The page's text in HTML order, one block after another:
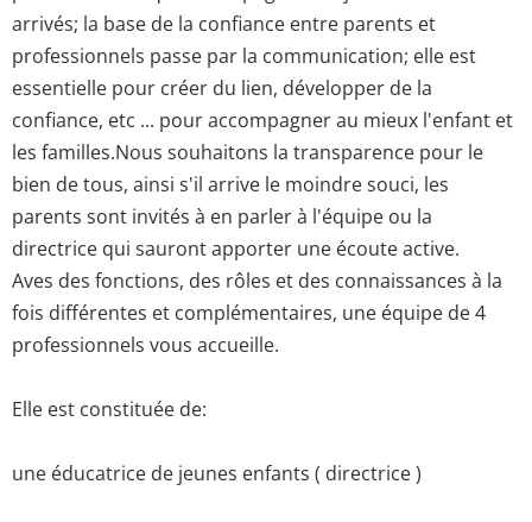
arrivés; la base de la confiance entre parents et
professionnels passe par la communication; elle est
essentielle pour créer du lien, développer de la
confiance, etc ... pour accompagner au mieux l'enfant et
les familles.Nous souhaitons la transparence pour le
bien de tous, ainsi s'il arrive le moindre souci, les
parents sont invités à en parler à l'équipe ou la
directrice qui sauront apporter une écoute active.
Aves des fonctions, des rôles et des connaissances à la
fois différentes et complémentaires, une équipe de 4
professionnels vous accueille.
Elle est constituée de:
une éducatrice de jeunes enfants ( directrice )